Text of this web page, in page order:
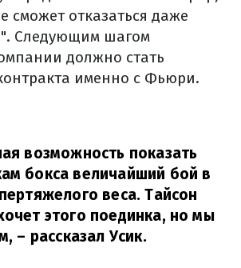
сможет отказаться даже
Следующим шагом
должно стать
именно с Фьюри.
возможность показать
бокса величайший бой в
веса. Тайсон
этого поединка, но мы
– рассказал Усик.